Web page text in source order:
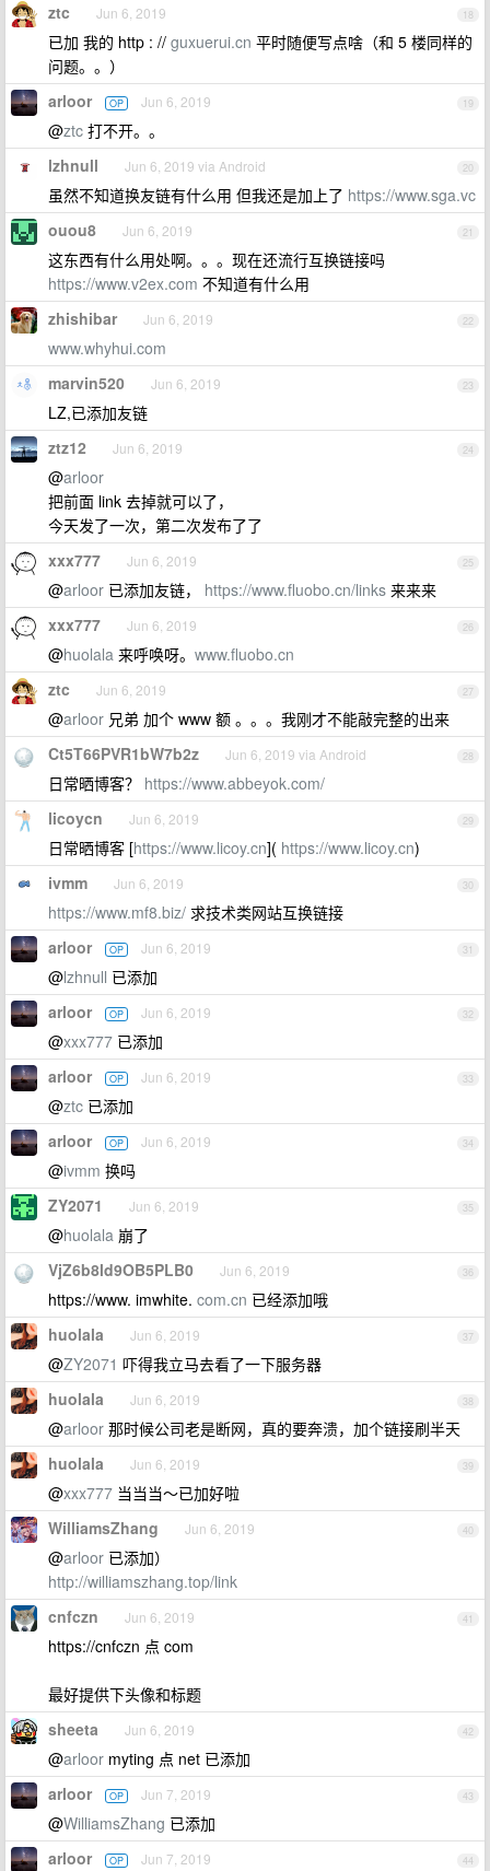
18
ztc Jun 6, 2019
已加 我的 http : // guxuerui.cn 平时随便写点啥（和 5 楼同样的
问题。。）
19
arloor OP Jun 6, 2019
@ztc 打不开。。
20
lzhnull Jun 6, 2019 via Android
虽然不知道换友链有什么用 但我还是加上了 https://www.sga.vc
21
ouou8 Jun 6, 2019
这东西有什么用处啊。。。现在还流行互换链接吗
https://www.v2ex.com 不知道有什么用
22
zhishibar Jun 6, 2019
www.whyhui.com
23
marvin520 Jun 6, 2019
LZ,已添加友链
24
ztz12 Jun 6, 2019
@arloor
把前面 link 去掉就可以了，
今天发了一次，第二次发布了了
25
xxx777 Jun 6, 2019
@arloor 已添加友链， https://www.fluobo.cn/links 来来来
26
xxx777 Jun 6, 2019
@huolala 来呼唤呀。 www.fluobo.cn
27
ztc Jun 6, 2019
@arloor 兄弟 加个 www 额 。。。我刚才不能敲完整的出来
28
Ct5T66PVR1bW7b2z Jun 6, 2019 via Android
日常晒博客？ https://www.abbeyok.com/
29
licoycn Jun 6, 2019
日常晒博客 [https://www.licoy.cn]( https://www.licoy.cn)
30
ivmm Jun 6, 2019
https://www.mf8.biz/ 求技术类网站互换链接
31
arloor OP Jun 6, 2019
@lzhnull 已添加
32
arloor OP Jun 6, 2019
@xxx777 已添加
33
arloor OP Jun 6, 2019
@ztc 已添加
34
arloor OP Jun 6, 2019
@ivmm 换吗
35
ZY2071 Jun 6, 2019
@huolala 崩了
36
VjZ6b8ld9OB5PLB0 Jun 6, 2019
https://www. imwhite. com.cn 已经添加哦
37
huolala Jun 6, 2019
@ZY2071 吓得我立马去看了一下服务器
38
huolala Jun 6, 2019
@arloor 那时候公司老是断网，真的要奔溃，加个链接刷半天
39
huolala Jun 6, 2019
@xxx777 当当当～已加好啦
40
WilliamsZhang Jun 6, 2019
@arloor 已添加）
http://williamszhang.top/link
41
cnfczn Jun 6, 2019
https://cnfczn 点 com
最好提供下头像和标题
42
sheeta Jun 6, 2019
@arloor myting 点 net 已添加
43
arloor OP Jun 7, 2019
@WilliamsZhang 已添加
44
arloor OP Jun 7, 2019